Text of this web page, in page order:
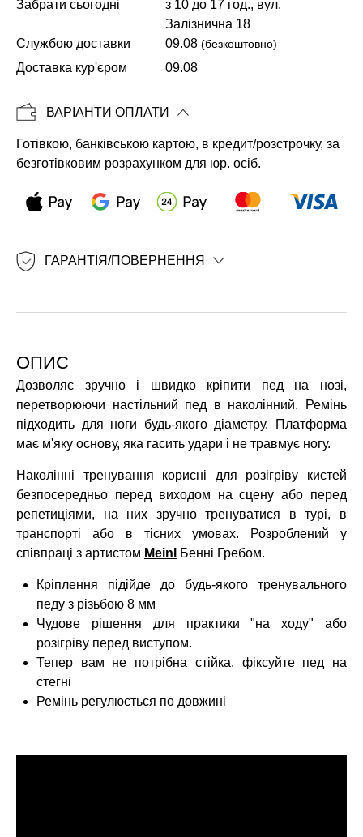
Копіювати
Забрати сьогодні
з 10 до 17 год., вул.
Залізнична 18
Службою доставки
09.08 (безкоштовно)
Доставка кур'єром 09.08
ВАРІАНТИ ОПЛАТИ
Готівкою, банківською картою, в кредит/розстрочку, за
безготівковим розрахунком для юр. осіб.
ГАРАНТІЯ/ПОВЕРНЕННЯ
ОПИС
Дозволяє зручно і швидко кріпити пед на нозі,
перетворюючи настільний пед в наколінний. Ремінь
підходить для ноги будь-якого діаметру. Платформа
має м'яку основу, яка гасить удари і не травмує ногу.
Наколінні тренування корисні для розігріву кистей
безпосередньо перед виходом на сцену або перед
репетиціями, на них зручно тренуватися в турі, в
транспорті або в тісних умовах. Розроблений у
співпраці з артистом Meinl Бенні Гребом.
Кріплення підійде до будь-якого тренувального
педу з різьбою 8 мм
Чудове рішення для практики "на ходу" або
розігріву перед виступом.
Тепер вам не потрібна стійка, фіксуйте пед на
стегні
Ремінь регулюється по довжині